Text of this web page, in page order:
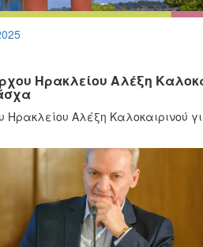
Ηρακλείου Αλέξη
Αλέξη Καλοκαιρινού